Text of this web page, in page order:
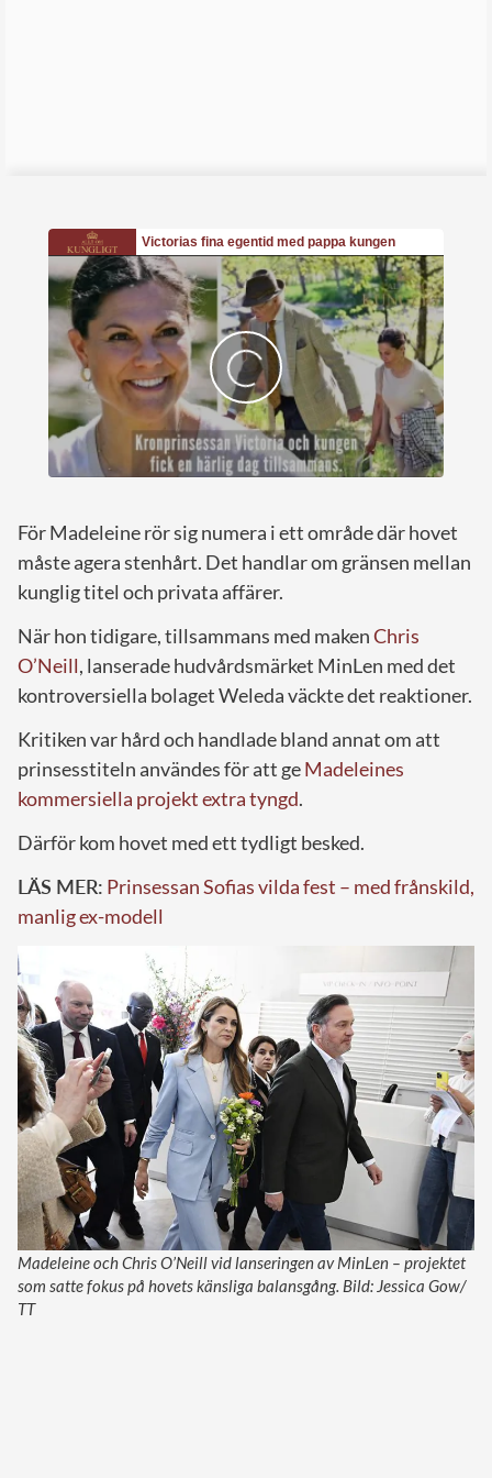
För Madeleine rör sig numera i ett område där hovet
måste agera stenhårt. Det handlar om gränsen mellan
kunglig titel och privata affärer.
När hon tidigare, tillsammans med makenChris
O’Neill, lanserade hudvårdsmärket MinLen med det
kontroversiella bolaget Weleda väckte det reaktioner.
Kritiken var hård och handlade bland annat om att
prinsesstiteln användes för att geMadeleines
kommersiella projekt extra tyngd.
Därför kom hovet med ett tydligt besked.
LÄS MER: Prinsessan Sofias vilda fest – med frånskild,
manlig ex-modell
Madeleine och Chris O’Neill vid lanseringen av MinLen – projektet
som satte fokus på hovets känsliga balansgång. Bild: Jessica Gow/
TT